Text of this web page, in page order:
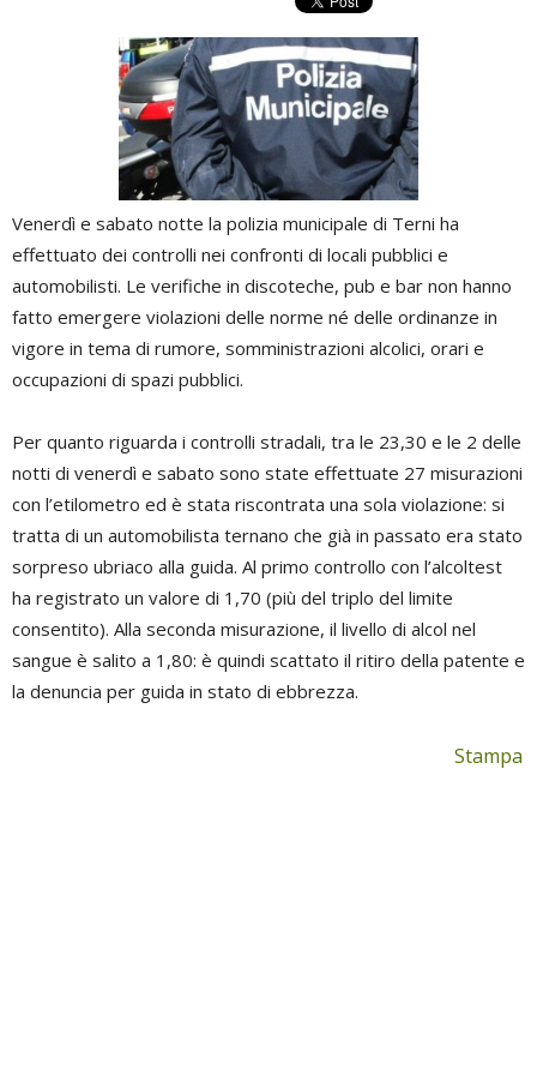
Venerdì e sabato notte la polizia municipale di Terni ha
effettuato dei controlli nei confronti di locali pubblici e
automobilisti. Le verifiche in discoteche, pub e bar non hanno
fatto emergere violazioni delle norme né delle ordinanze in
vigore in tema di rumore, somministrazioni alcolici, orari e
occupazioni di spazi pubblici.
Per quanto riguarda i controlli stradali, tra le 23,30 e le 2 delle
notti di venerdì e sabato sono state effettuate 27 misurazioni
con l’etilometro ed è stata riscontrata una sola violazione: si
tratta di un automobilista ternano che già in passato era stato
sorpreso ubriaco alla guida. Al primo controllo con l’alcoltest
ha registrato un valore di 1,70 (più del triplo del limite
consentito). Alla seconda misurazione, il livello di alcol nel
sangue è salito a 1,80: è quindi scattato il ritiro della patente e
la denuncia per guida in stato di ebbrezza.
Stampa